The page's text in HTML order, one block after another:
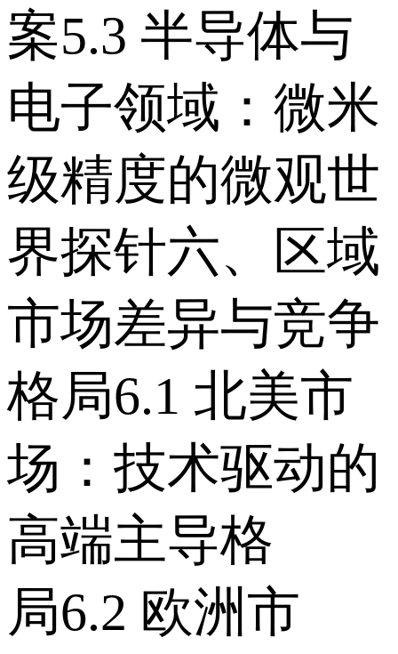
案 5.3 半导体与
电子领域：微米
级精度的微观世
界探针 六、区域
市场差异与竞争
格局 6.1 北美市
场：技术驱动的
高端主导格
局 6.2 欧洲市